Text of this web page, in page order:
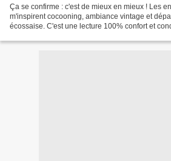
Ça se confirme : c'est de mieux en mieux ! Les
m'inspirent cocooning, ambiance vintage et
écossaise. C'est une lecture 100% confort et